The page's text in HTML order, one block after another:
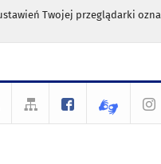
Twojej przeglądarki